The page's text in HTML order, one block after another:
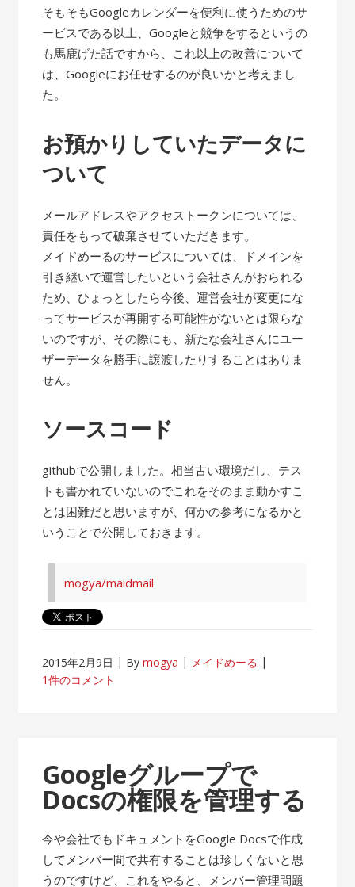
そもそもGoogleカレンダーを便利に使うためのサ
ービスである以上、Googleと競争をするというの
も馬鹿げた話ですから、これ以上の改善について
は、Googleにお任せするのが良いかと考えまし
た。
お預かりしていたデータに
ついて
メールアドレスやアクセストークンについては、
責任をもって破棄させていただきます。
メイドめーるのサービスについては、ドメインを
引き継いで運営したいという会社さんがおられる
ため、ひょっとしたら今後、運営会社が変更にな
ってサービスが再開する可能性がないとは限らな
いのですが、その際にも、新たな会社さんにユー
ザーデータを勝手に譲渡したりすることはありま
せん。
ソースコード
githubで公開しました。相当古い環境だし、テス
トも書かれていないのでこれをそのまま動かすこ
とは困難だと思いますが、何かの参考になるかと
いうことで公開しておきます。
mogya/maidmail
2015年2月9日 Bymogya
メイドめーる
1件のコメント
Googleグループで
Docsの権限を管理する
今や会社でもドキュメントをGoogle Docsで作成
してメンバー間で共有することは珍しくないと思
うのですけど、これをやると、メンバー管理問題